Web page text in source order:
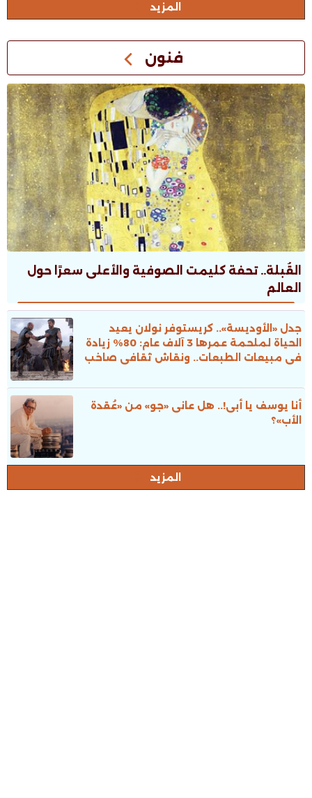
المزيد
فنون
القُبلة.. تحفة كليمت الصوفية والأعلى سعرًا حول
العالم
جدل «الأوديسة».. كريستوفر نولان يعيد
الحياة لملحمة عمرها 3 آلاف عام: 80% زيادة
فى مبيعات الطبعات.. ونقاش ثقافى صاخب
أنا يوسف يا أبى!.. هل عانى «جو» من «عُقدة
الأب»؟
المزيد